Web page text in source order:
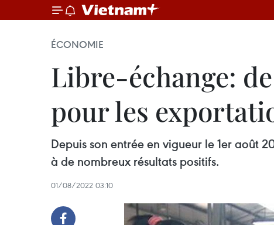
ÉCONOMIE
Libre-échange:
pour les
Depuis son entrée en vigueur le 1er août
à de nombreux résultats positifs.
01/08/2022 03:10